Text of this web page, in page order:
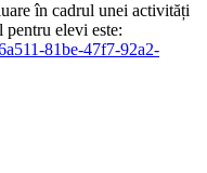
în cadrul unei activități
pentru elevi este:
81be-47f7-92a2-